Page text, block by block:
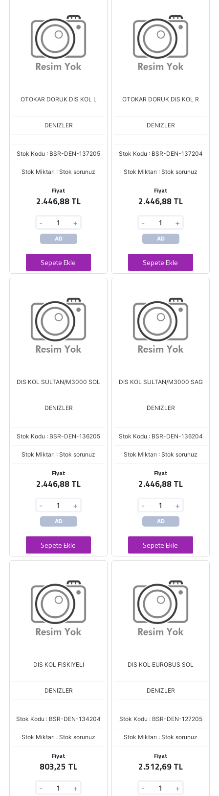
OTOKAR DORUK DIS KOL L
DENIZLER
Stok Kodu : BSR-DEN-137205
Stok Miktarı : Stok sorunuz
Fiyat
2.446,88 TL
- +
AD
Sepete Ekle
OTOKAR DORUK DIS KOL R
DENIZLER
Stok Kodu : BSR-DEN-137204
Stok Miktarı : Stok sorunuz
Fiyat
2.446,88 TL
- +
AD
Sepete Ekle
DIS KOL SULTAN/M3000 SOL
DENIZLER
Stok Kodu : BSR-DEN-136205
Stok Miktarı : Stok sorunuz
Fiyat
2.446,88 TL
- +
AD
Sepete Ekle
DIS KOL SULTAN/M3000 SAG
DENIZLER
Stok Kodu : BSR-DEN-136204
Stok Miktarı : Stok sorunuz
Fiyat
2.446,88 TL
- +
AD
Sepete Ekle
DIS KOL FISKIYELI
DENIZLER
Stok Kodu : BSR-DEN-134204
Stok Miktarı : Stok sorunuz
Fiyat
803,25 TL
- +
DIS KOL EUROBUS SOL
DENIZLER
Stok Kodu : BSR-DEN-127205
Stok Miktarı : Stok sorunuz
Fiyat
2.512,69 TL
- +